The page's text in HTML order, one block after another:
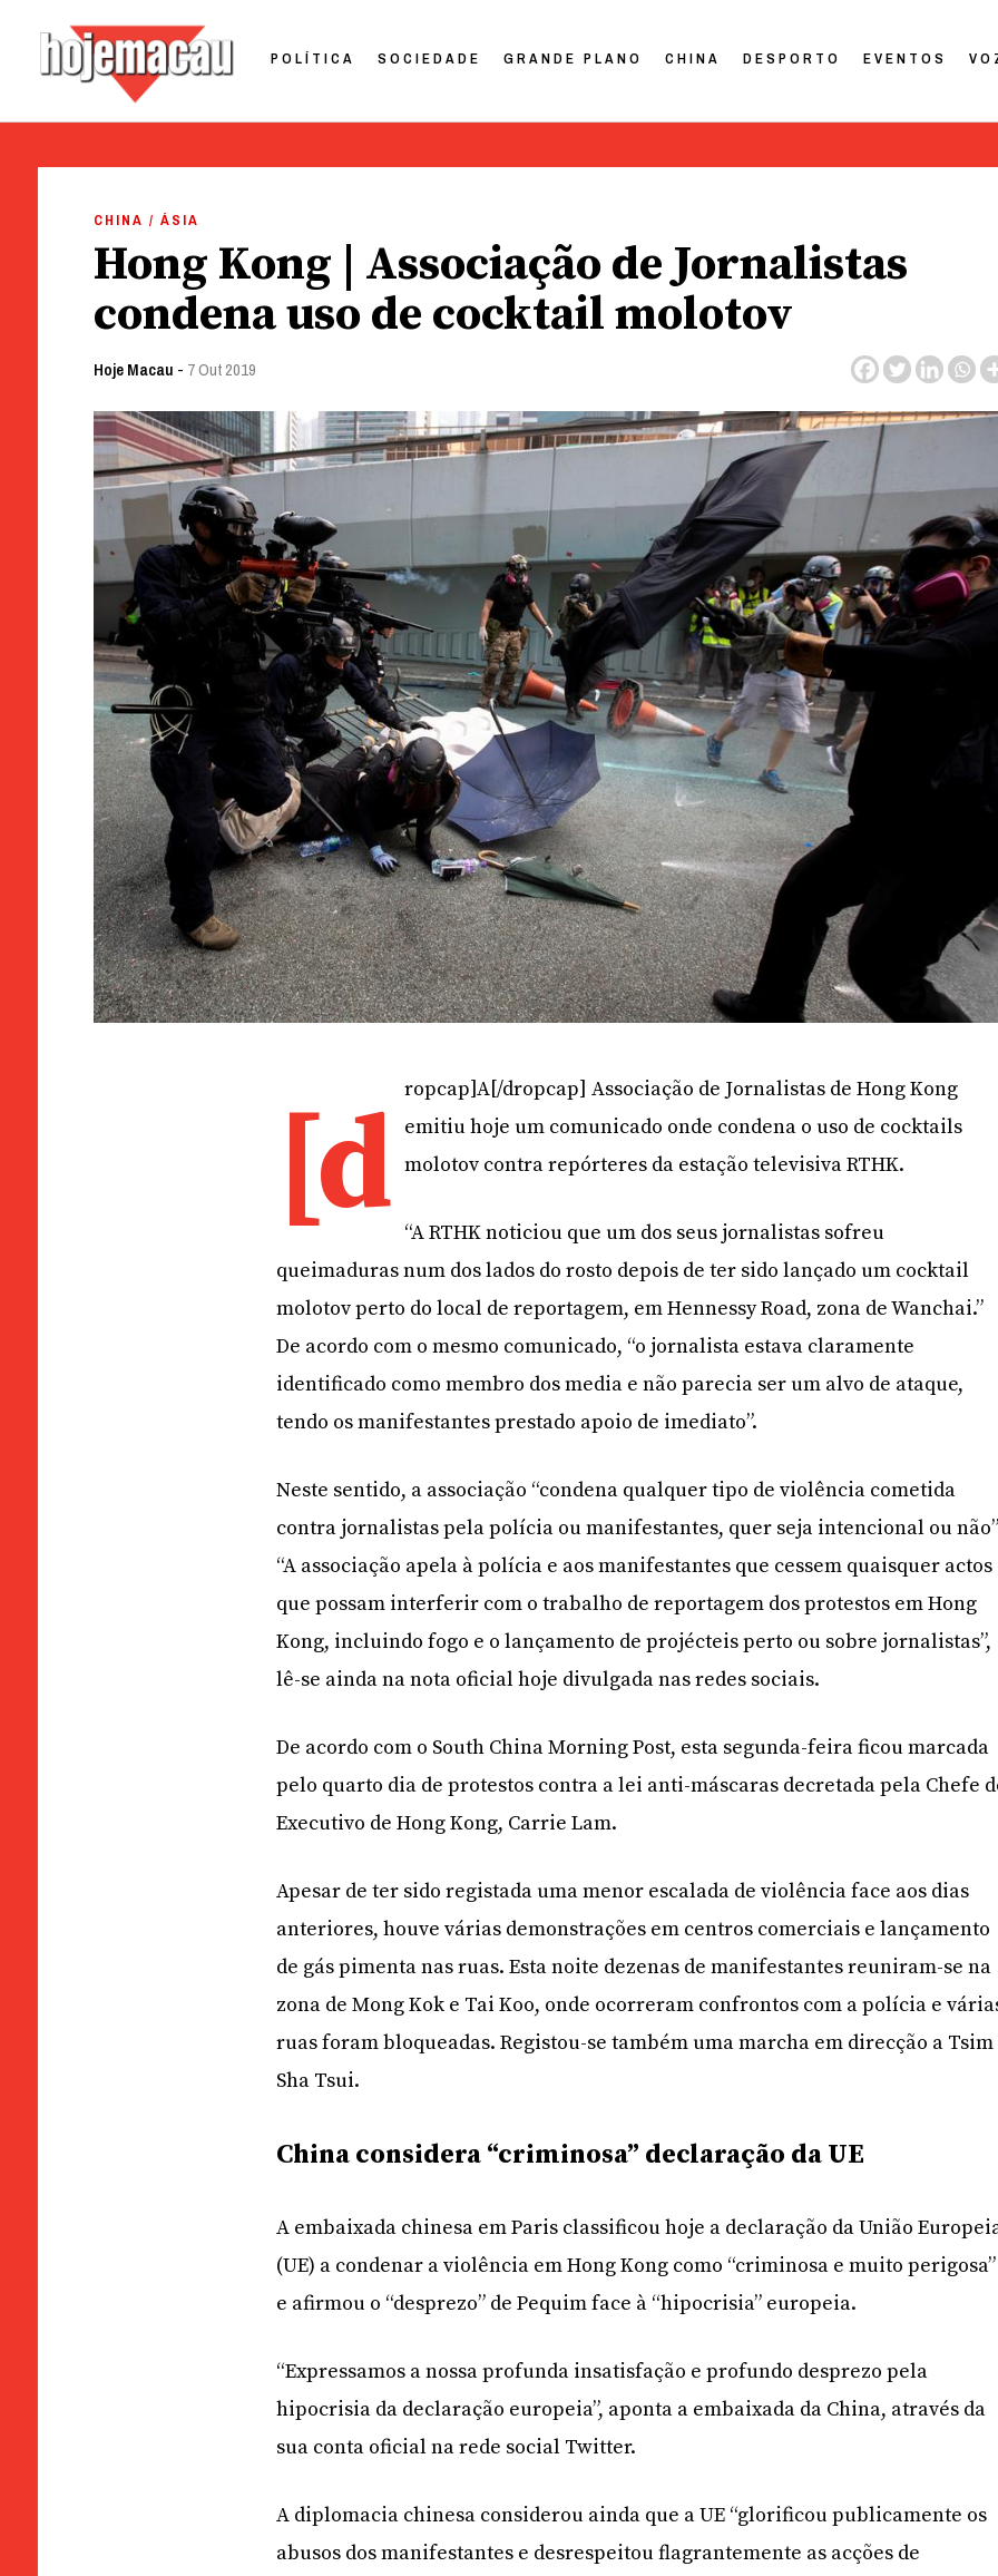
POLÍTICA SOCIEDADE GRANDE PLANO CHINA DESPORTO EVENTOS
CHINA / ÁSIA
Hong Kong | Associação de Jornalistas
condena uso de cocktail molotov
Hoje Macau - 7 Out 2019
[d ropcap]A[/dropcap] Associação de Jornalistas de Hong Kong
emitiu hoje um comunicado onde condena o uso de cocktails
molotov contra repórteres da estação televisiva RTHK.
“A RTHK noticiou que um dos seus jornalistas sofreu
queimaduras num dos lados do rosto depois de ter sido lançado um cocktail
molotov perto do local de reportagem, em Hennessy Road, zona de Wanchai.”
De acordo com o mesmo comunicado, “o jornalista estava claramente
identificado como membro dos media e não parecia ser um alvo de ataque,
tendo os manifestantes prestado apoio de imediato”.
Neste sentido, a associação “condena qualquer tipo de violência cometida
contra jornalistas pela polícia ou manifestantes, quer seja intencional ou
“A associação apela à polícia e aos manifestantes que cessem quaisquer actos
que possam interferir com o trabalho de reportagem dos protestos em Hong
Kong, incluindo fogo e o lançamento de projécteis perto ou sobre jornalistas”,
lê-se ainda na nota oficial hoje divulgada nas redes sociais.
De acordo com o South China Morning Post, esta segunda-feira ficou marcada
pelo quarto dia de protestos contra a lei anti-máscaras decretada pela Chefe
Executivo de Hong Kong, Carrie Lam.
Apesar de ter sido registada uma menor escalada de violência face aos dias
anteriores, houve várias demonstrações em centros comerciais e lançamento
de gás pimenta nas ruas. Esta noite dezenas de manifestantes reuniram-se na
zona de Mong Kok e Tai Koo, onde ocorreram confrontos com a polícia e
ruas foram bloqueadas. Registou-se também uma marcha em direcção a Tsim
Sha Tsui.
China considera “criminosa” declaração da UE
A embaixada chinesa em Paris classificou hoje a declaração da União
(UE) a condenar a violência em Hong Kong como “criminosa e muito perigosa”
e afirmou o “desprezo” de Pequim face à “hipocrisia” europeia.
“Expressamos a nossa profunda insatisfação e profundo desprezo pela
hipocrisia da declaração europeia”, aponta a embaixada da China, através da
sua conta oficial na rede social Twitter.
A diplomacia chinesa considerou ainda que a UE “glorificou publicamente os
abusos dos manifestantes e desrespeitou flagrantemente as acções de